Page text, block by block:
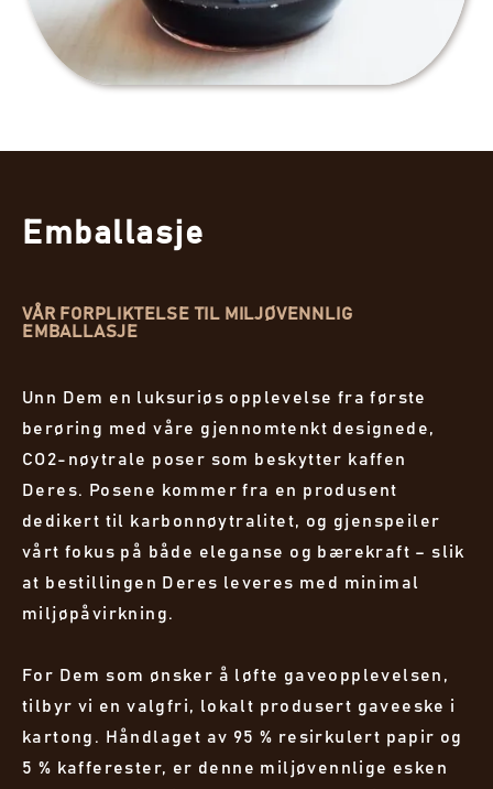
Emballasje
VÅR FORPLIKTELSE TIL MILJØVENNLIG
EMBALLASJE
Unn Dem en luksuriøs opplevelse fra første
berøring med våre gjennomtenkt designede,
CO2-nøytrale poser som beskytter kaffen
Deres. Posene kommer fra en produsent
dedikert til karbonnøytralitet, og gjenspeiler
vårt fokus på både eleganse og bærekraft – slik
at bestillingen Deres leveres med minimal
miljøpåvirkning.
For Dem som ønsker å løfte gaveopplevelsen,
tilbyr vi en valgfri, lokalt produsert gaveeske i
kartong. Håndlaget av 95 % resirkulert papir og
5 % kafferester, er denne miljøvennlige esken